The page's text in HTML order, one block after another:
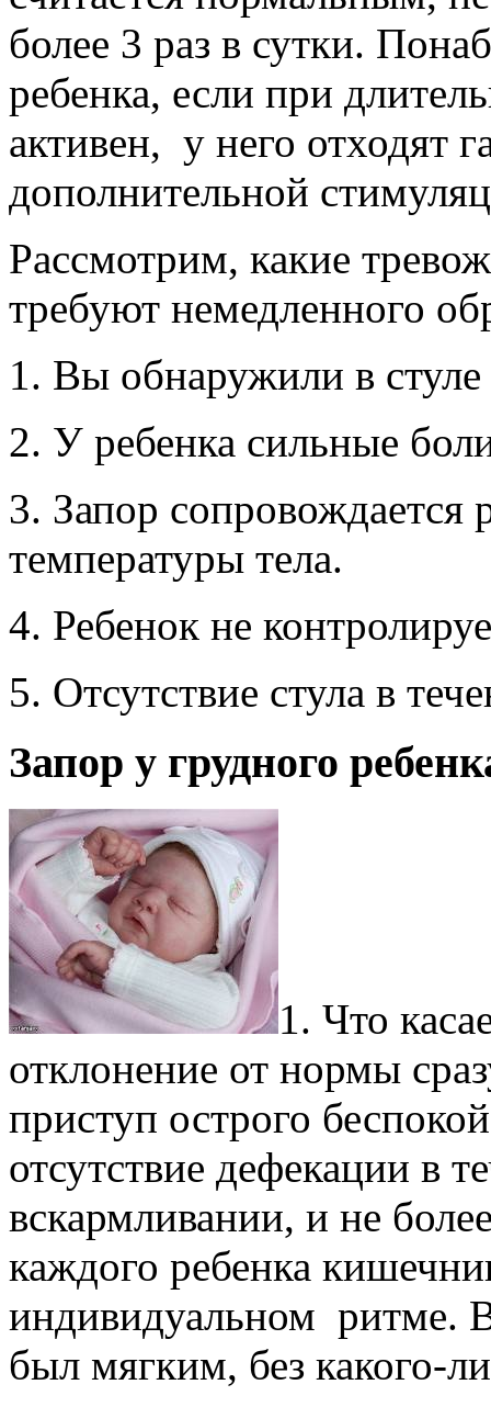
более 3 раз в сутки.
ребенка, если при
активен, у него отходят
дополнительной
Рассмотрим, какие
требуют немедленного
1. Вы обнаружили в
2. У ребенка сильные
3. Запор
температуры тела.
4. Ребенок не
5. Отсутствие стула в
Запор у грудного
1. Что
отклонение от нормы
приступ острого
отсутствие дефекации в
вскармливании, и не
каждого ребенка
индивидуальном ритме.
был мягким, без какого-